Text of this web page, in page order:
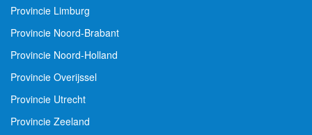
Provincie Limburg
Provincie Noord-Brabant
Provincie Noord-Holland
Provincie Overijssel
Provincie Utrecht
Provincie Zeeland